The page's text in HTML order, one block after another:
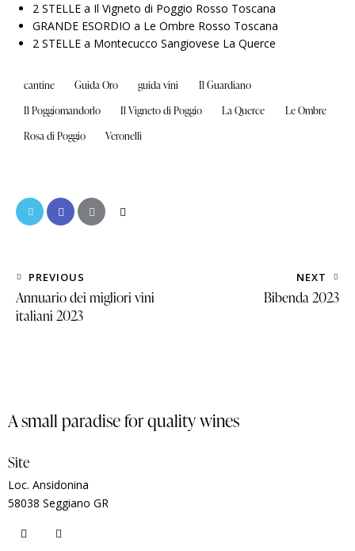
2 STELLE a Il Vigneto di Poggio Rosso Toscana
GRANDE ESORDIO a Le Ombre Rosso Toscana
2 STELLE a Montecucco Sangiovese La Querce
cantine Guida Oro guida vini
Il Guardiano
Il Poggiomandorlo
Il Vigneto di Poggio La Querce
Le Ombre
Rosa di Poggio
Veronelli
PREVIOUS
Annuario dei migliori vini
italiani 2023
NEXT
Bibenda 2023
A small paradise for quality wines
Site
Loc. Ansidonina
58038 Seggiano GR